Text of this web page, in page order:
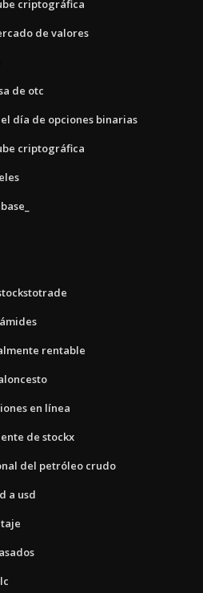
criptográfica
de valores
de otc
día de opciones binarias
criptográfica
rentable
en línea
de stockx
del petróleo crudo
a usd